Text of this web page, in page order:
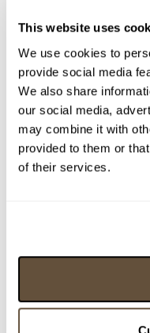
This website uses
We use cookies to
provide social media
We also share
our social media,
may combine it with
provided to them or
of their services.
Detail položky
Olej na plátně, 60x50
Hlobilová. Rámováno.